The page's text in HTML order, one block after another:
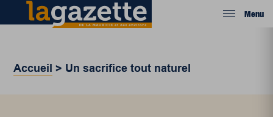
Menu
Accueil > Un sacrifice tout naturel